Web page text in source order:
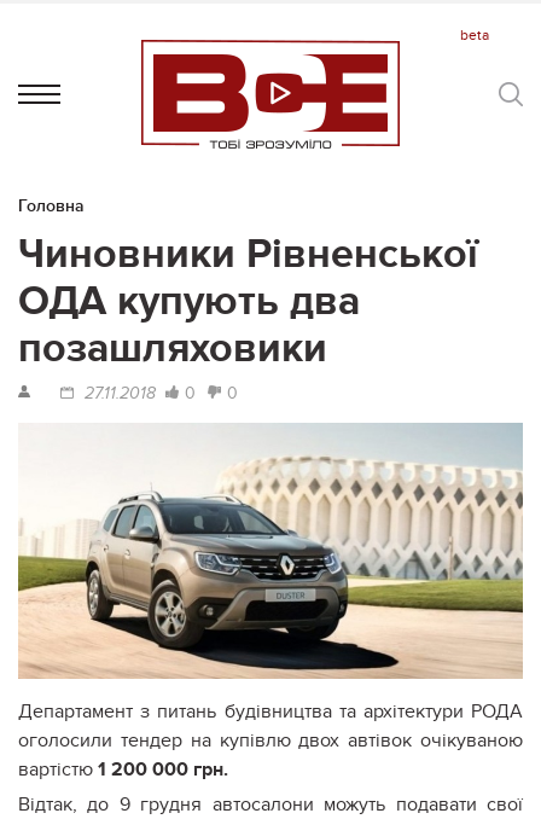
Головна
Чиновники Рівненської
ОДА купують два
позашляховики
27.11.2018 0 0
Департамент з питань будівництва та архітектури РОДА
оголосили тендер на купівлю двох автівок очікуваною
вартістю 1 200 000 грн.
Відтак, до 9 грудня автосалони можуть подавати свої